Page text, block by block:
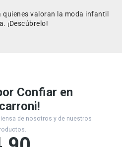
valoran la moda infantil
¡Descúbrelo!